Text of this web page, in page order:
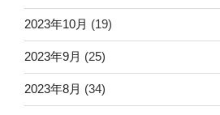
2023年10月 (19)
2023年9月 (25)
2023年8月 (34)